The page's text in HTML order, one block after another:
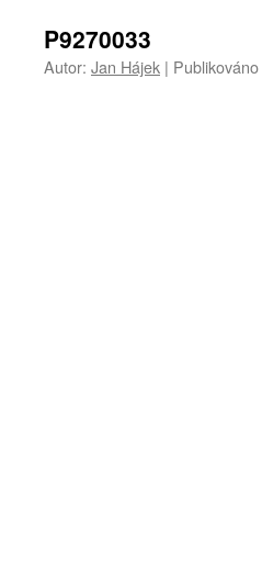
P9270033
Autor: Jan Hájek | Publikováno